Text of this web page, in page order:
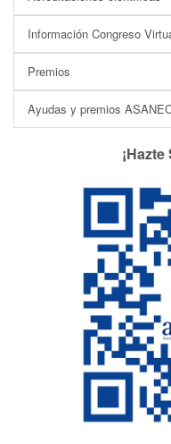
Información Congreso
Premios
Ayudas y premios